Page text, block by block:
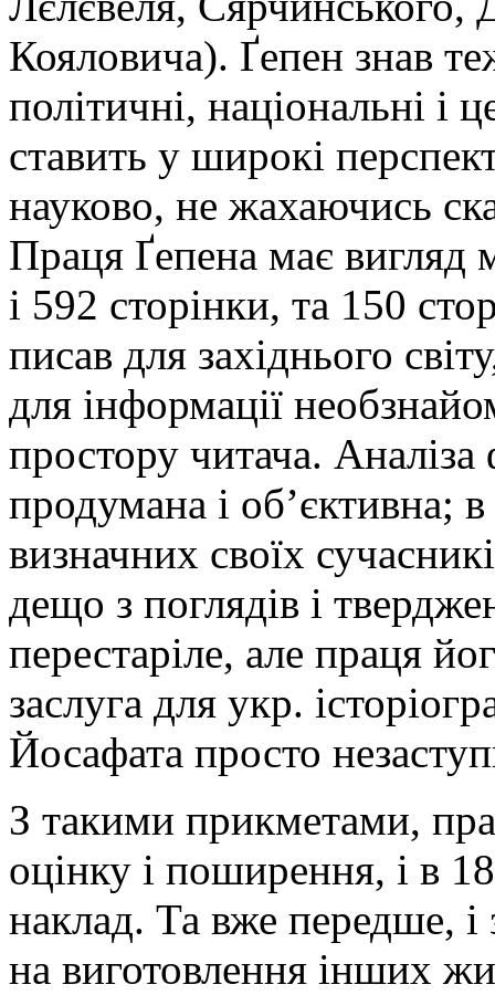
Кояловича). Ґепен знав
політичні, національні і
ставить у широкі
науково, не жахаючись
Праця Ґепена має
і 592 сторінки, та 150
писав для західнього
для інформації
простору читача. Аналіза
продумана і об’єктивна;
визначних своїх
дещо з поглядів і
перестаріле, але праця
заслуга для укр.
Йосафата просто
З такими прикметами,
оцінку і поширення, і в
наклад. Та вже передше,
на виготовлення інших